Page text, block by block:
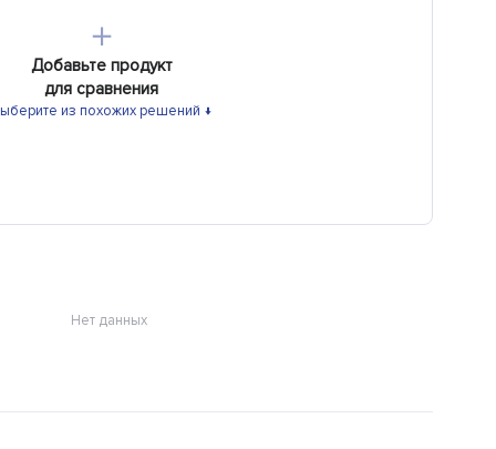
＋
Добавьте продукт
для сравнения
из похожих решений ↓
Нет данных